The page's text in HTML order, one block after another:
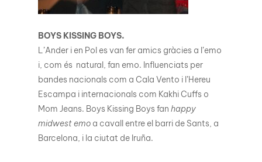
BOYS KISSING BOYS.
L’Ander i en Pol es van fer amics gràcies a l’emo
i, com és natural, fan emo. Influenciats per
bandes nacionals com a Cala Vento i l’Hereu
Escampa i internacionals com Kakhi Cuffs o
Mom Jeans. Boys Kissing Boys fan happy
midwest emoa cavall entre el barri de Sants, a
Barcelona, i la ciutat de Iruña.